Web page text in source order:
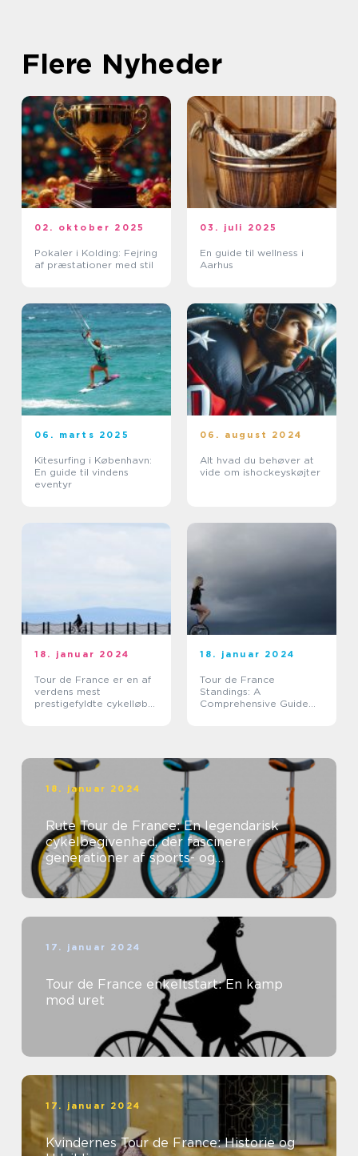
Flere Nyheder
02. oktober 2025
Pokaler i Kolding: Fejring
af præstationer med stil
03. juli 2025
En guide til wellness i
Aarhus
06. marts 2025
Kitesurfing i København:
En guide til vindens
eventyr
06. august 2024
Alt hvad du behøver at
vide om ishockeyskøjter
18. januar 2024
Tour de France er en af
verdens mest
prestigefyldte cykelløb
18. januar 2024
Tour de France
Standings: A
Comprehensive Guide
18. januar 2024
Rute Tour de France: En legendarisk
cykelbegivenhed, der fascinerer
generationer af sports- og
fritidsentusiaster
17. januar 2024
Tour de France enkeltstart: En kamp
mod uret
17. januar 2024
Kvindernes Tour de France: Historie og